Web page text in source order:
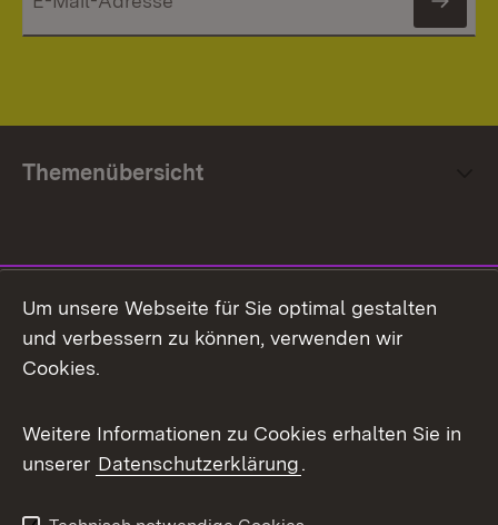
Themenübersicht
Facebook
X / Twitter
Youtube
Um unsere Webseite für Sie optimal gestalten
und verbessern zu können, verwenden wir
Cookies.
Weitere Informationen zu Cookies erhalten Sie in
unserer Datenschutzerklärung.